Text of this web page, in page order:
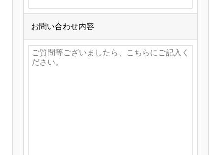
お問い合わせ内容